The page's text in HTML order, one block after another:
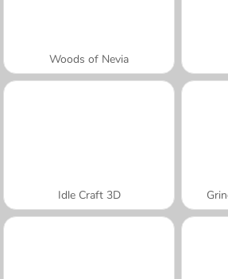
Woods of Nevia
Idle Craft 3D